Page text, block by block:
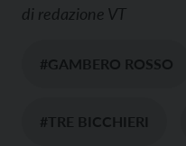
di redazione VT
#GAMBERO ROSSO
#TRE BICCHIERI